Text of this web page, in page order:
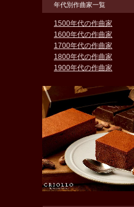
年代別作曲家一覧
1500年代の作曲家
1600年代の作曲家
1700年代の作曲家
1800年代の作曲家
1900年代の作曲家